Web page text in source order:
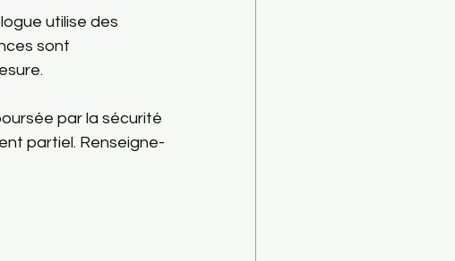
utilise des
sont
par la sécurité
partiel. Renseigne-